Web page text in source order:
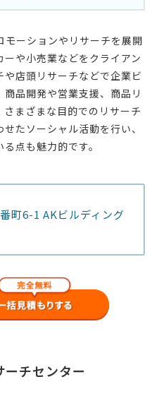
ーションやリサーチを展開
や小売業などをクライアン
や店頭リサーチなどで企業ビ
品開発や営業支援、商品リ
まざまな目的でのリサーチ
たソーシャル活動を行い、
点も魅力的です。
町6-1 AKビルディング
チセンター